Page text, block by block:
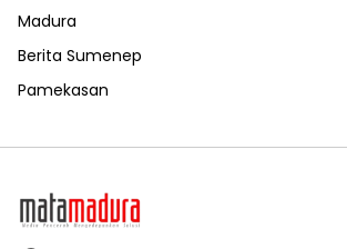
Madura
Berita Sumenep
Pamekasan